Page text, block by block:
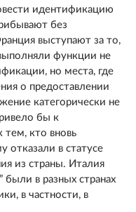
идентификацию
без
выступают за то,
функции не
но места, где
о предоставлении
категорически не
бы к
тем, кто вновь
отказали в статусе
из страны. Италия
были в разных странах
в частности, в